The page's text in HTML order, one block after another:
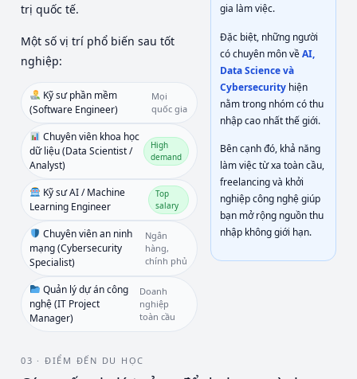
trị quốc tế.
Một số vị trí phổ biến sau tốt
nghiệp:
Kỹ sư phần mềm
(Software Engineer)
Mọi
quốc gia
Chuyên viên khoa học
dữ liệu (Data Scientist /
Analyst)
High
demand
Kỹ sư AI / Machine
Learning Engineer
Top
salary
Chuyên viên an ninh
mạng (Cybersecurity
Specialist)
Ngân
hàng,
chính phủ
Quản lý dự án công
nghệ (IT Project
Manager)
Doanh
nghiệp
toàn cầu
gia làm việc.
Đặc biệt, những người
có chuyên môn vềAI,
Data Science và
Cybersecurityhiện
nằm trong nhóm có thu
nhập cao nhất thế giới.
Bên cạnh đó, khả năng
làm việc từ xa toàn cầu,
freelancing và khởi
nghiệp công nghệ giúp
bạn mở rộng nguồn thu
nhập không giới hạn.
03 · ĐIỂM ĐẾN DU HỌC